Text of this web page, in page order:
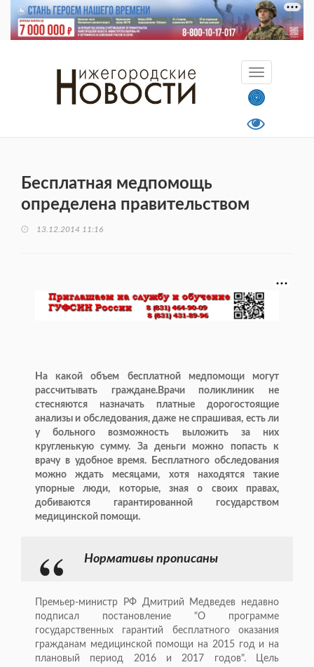
Бесплатная медпомощь
определена правительством
13.12.2014 11:16
На какой объем бесплатной медпомощи могут
рассчитывать граждане.Врачи поликлиник не
стесняются назначать платные дорогостоящие
анализы и обследования, даже не спрашивая, есть ли
у больного возможность выложить за них
кругленькую сумму. За деньги можно попасть к
врачу в удобное время. Бесплатного обследования
можно ждать месяцами, хотя находятся такие
упорные люди, которые, зная о своих правах,
добиваются гарантированной государством
медицинской помощи.
Нормативы прописаны
Премьер-министр РФ Дмитрий Медведев недавно
подписал постановление "О программе
государственных гарантий бесплатного оказания
гражданам медицинской помощи на 2015 год и на
плановый период 2016 и 2017 годов". Цель